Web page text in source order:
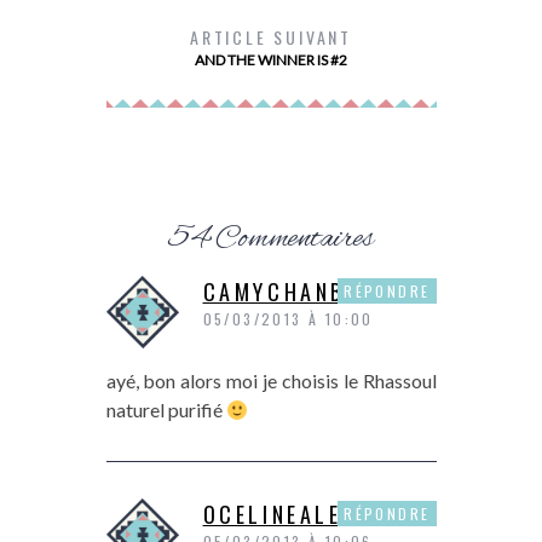
ARTICLE SUIVANT
AND THE WINNER IS #2
54 Commentaires
CAMYCHANBLOG
05/03/2013 À 10:00
ayé, bon alors moi je choisis le Rhassoul
naturel purifié
RÉPONDRE
OCELINEALEXRÉPONDRE